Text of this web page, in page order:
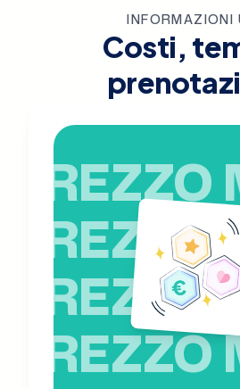
INFORMAZIONI
Costi,
PREZZO
PREZZO
PREZZO
PREZZO